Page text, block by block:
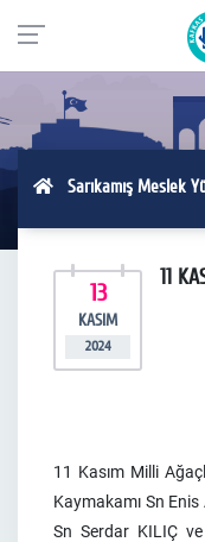
Sarıkamış Meslek
13
KASIM
2024
11
11 Kasım Milli
Kaymakamı Sn Enis
Sn Serdar KILIÇ ve